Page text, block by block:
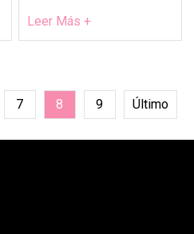
Leer Más +
7 8 9 Último